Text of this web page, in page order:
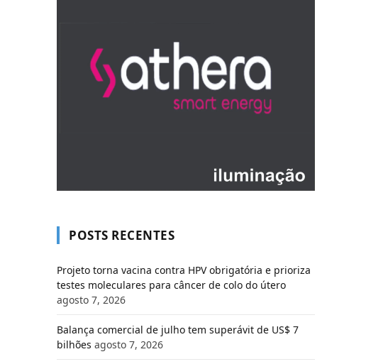
POSTS RECENTES
Projeto torna vacina contra HPV obrigatória e prioriza
testes moleculares para câncer de colo do útero
agosto 7, 2026
Balança comercial de julho tem superávit de US$ 7
bilhões agosto 7, 2026